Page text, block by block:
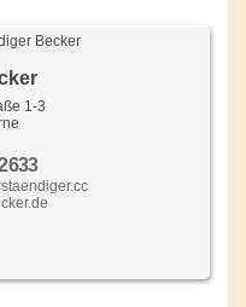
1-3